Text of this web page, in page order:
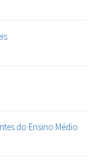
do Ensino Médio